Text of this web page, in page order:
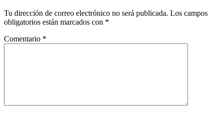
Tu dirección de correo electrónico no será publicada. Los campos
obligatorios están marcados con *
Comentario *